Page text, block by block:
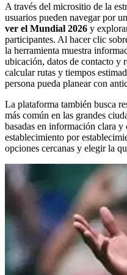
A través del micrositio de la
usuarios pueden navegar por un
ver el Mundial 2026 y
participantes. Al hacer clic
la herramienta muestra
ubicación, datos de contacto y
calcular rutas y tiempos
persona pueda planear con
La plataforma también busca
más común en las grandes
basadas en información clara
establecimiento por
opciones cercanas y elegir la